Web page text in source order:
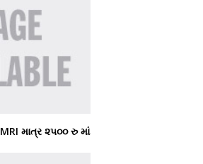
MRI માત્ર ૨૫૦૦ રુ માં